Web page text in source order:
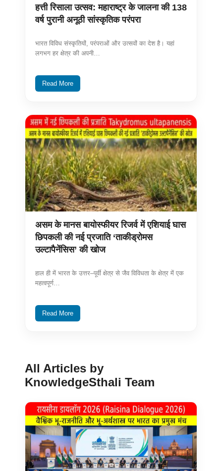
हत्ती रिसाला उत्सव: महाराष्ट्र के जालना की 138
वर्ष पुरानी अनूठी सांस्कृतिक परंपरा
भारत विविध संस्कृतियों, परंपराओं और उत्सवों का देश है। यहां
लगभग हर क्षेत्र की अपनी…
Read More
असम के मानस बायोस्फीयर रिजर्व में एशियाई घास
छिपकली की नई प्रजाति ‘ताकीड्रोमस
उल्टापैनेंसिस’ की खोज
हाल ही में भारत के उत्तर–पूर्वी क्षेत्र से जैव विविधता के क्षेत्र में एक
महत्वपूर्ण…
Read More
All Articles by
KnowledgeSthali Team